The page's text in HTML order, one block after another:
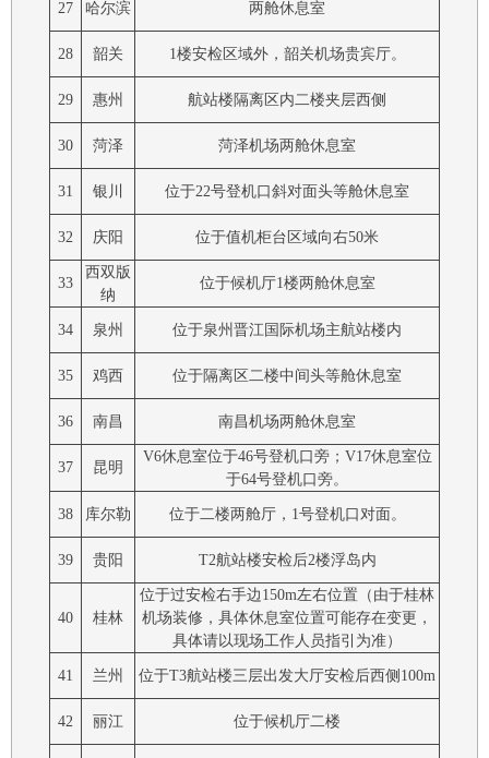
27 哈尔滨 两舱休息室
28 韶关 1楼安检区域外，韶关机场贵宾厅。
29 惠州 航站楼隔离区内二楼夹层西侧
30 菏泽 菏泽机场两舱休息室
31 银川 位于22号登机口斜对面头等舱休息室
32 庆阳 位于值机柜台区域向右50米
33
西双版
纳
位于候机厅1楼两舱休息室
34 泉州 位于泉州晋江国际机场主航站楼内
35 鸡西 位于隔离区二楼中间头等舱休息室
36 南昌 南昌机场两舱休息室
37 昆明
V6休息室位于46号登机口旁；V17休息室位
于64号登机口旁。
38 库尔勒 位于二楼两舱厅，1号登机口对面。
39 贵阳 T2航站楼安检后2楼浮岛内
40 桂林
位于过安检右手边150m左右位置（由于桂林
机场装修，具体休息室位置可能存在变更，
具体请以现场工作人员指引为准）
41 兰州 位于T3航站楼三层出发大厅安检后西侧100m
42 丽江 位于候机厅二楼